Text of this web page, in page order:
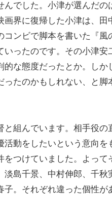
でした。小津が選んだの
界に復帰した小津は、田
ンビで脚本を書いた『風
ったのです。その小津安
な態度だったとか。しか
たのかもしれない、と脚
組んでいます。相手役の
動をしたいという意向を
つけていました。よって
島千景、中村伸郎、千秋
。それぞれ違った個性が